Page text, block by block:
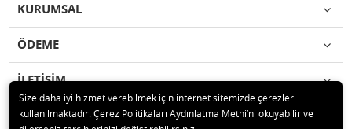
KURUMSAL
ÖDEME
İLETİŞİM
© 2020 ESA ÖLÇÜM VE TEST CİHAZLARI ELEKTRONİK SAN TİC LTD ŞTİ
Size daha iyi hizmet verebilmek için internet sitemizde çerezler
kullanılmaktadır. Çerez Politikaları Aydınlatma Metni’ni okuyabilir ve